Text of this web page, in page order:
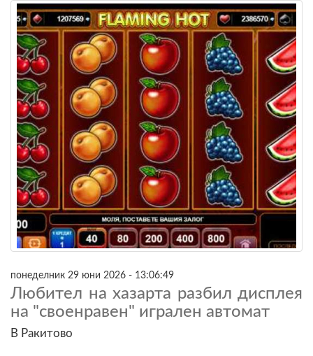
понеделник 29 юни 2026 - 13:06:49
Любител на хазарта разбил дисплея
на "своенравен" игрален автомат
В Ракитово